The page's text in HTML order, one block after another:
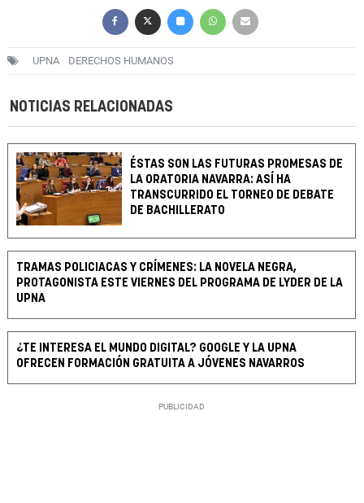
UPNA DERECHOS HUMANOS
NOTICIAS RELACIONADAS
ÉSTAS SON LAS FUTURAS PROMESAS DE
LA ORATORIA NAVARRA: ASÍ HA
TRANSCURRIDO EL TORNEO DE DEBATE
DE BACHILLERATO
TRAMAS POLICIACAS Y CRÍMENES: LA NOVELA NEGRA,
PROTAGONISTA ESTE VIERNES DEL PROGRAMA DE LYDER DE LA
UPNA
¿TE INTERESA EL MUNDO DIGITAL? GOOGLE Y LA UPNA
OFRECEN FORMACIÓN GRATUITA A JÓVENES NAVARROS